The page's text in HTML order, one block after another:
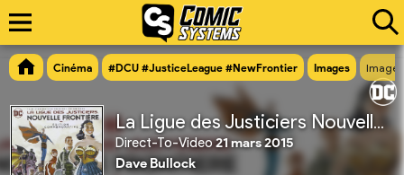
Cinéma #DCU #JusticeLeague #NewFrontier Images Image
La Ligue des Justiciers Nouvelle Frontière
Direct-To-Video21 mars 2015
Dave Bullock